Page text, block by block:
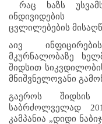
რაც ხაზს
ინდივიდების
ცვლილებების
აივ
მკურნალობაზე
შიდსით
მნიშვნელოვანი
გაეროს შიდსის
საბრძოლველად
კამპანია „დიდი